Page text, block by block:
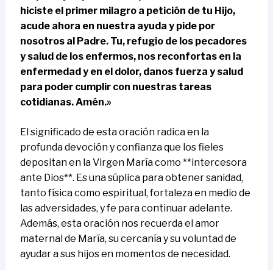
hiciste el primer milagro a petición de tu Hijo,
acude ahora en nuestra ayuda y pide por
nosotros al Padre. Tu, refugio de los pecadores
y salud de los enfermos, nos reconfortas en la
enfermedad y en el dolor, danos fuerza y salud
para poder cumplir con nuestras tareas
cotidianas. Amén.»
El significado de esta oración radica en la
profunda devoción y confianza que los fieles
depositan en la Virgen María como **intercesora
ante Dios**. Es una súplica para obtener sanidad,
tanto física como espiritual, fortaleza en medio de
las adversidades, y fe para continuar adelante.
Además, esta oración nos recuerda el amor
maternal de María, su cercanía y su voluntad de
ayudar a sus hijos en momentos de necesidad.